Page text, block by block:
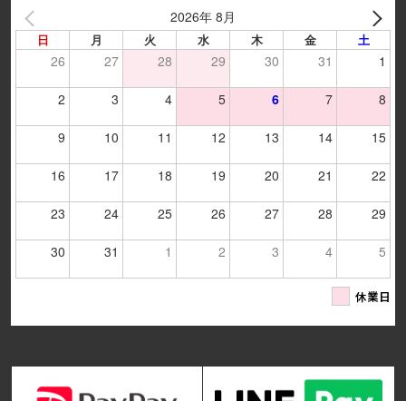
2026年 8月
日 月 火 水 木 金 土
26 27 28 29 30 31 1
2 3 4 5 6 7 8
9 10 11 12 13 14 15
16 17 18 19 20 21 22
23 24 25 26 27 28 29
30 31 1 2 3 4 5
休業日